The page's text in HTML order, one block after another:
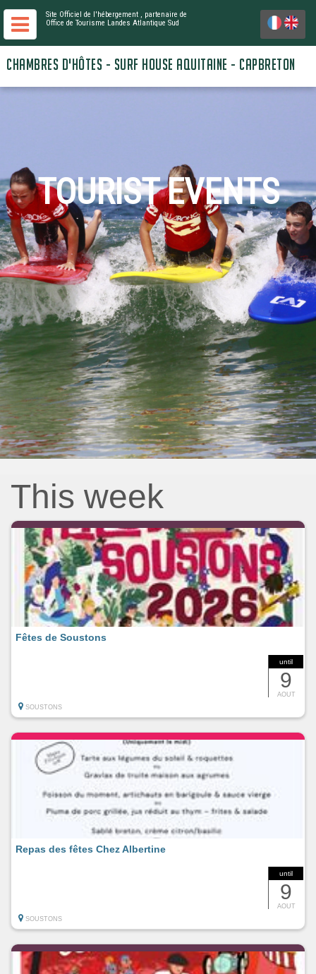
Site Officiel de l'hébergement , partenaire de
Office de Tourisme Landes Atlantique Sud
CHAMBRES D'HÔTES - SURF HOUSE AQUITAINE - CAPBRETON
TOURIST EVENTS
This week
until
9
AOUT
Fêtes de Soustons
SOUSTONS
until
9
AOUT
Repas des fêtes Chez Albertine
SOUSTONS